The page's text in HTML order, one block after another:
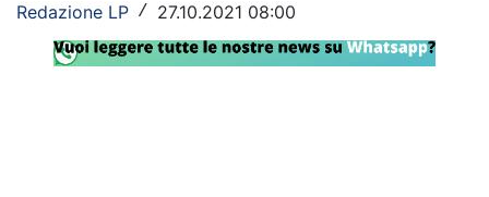
Lazio Women
Redazione LP / 27.10.2021 08:00